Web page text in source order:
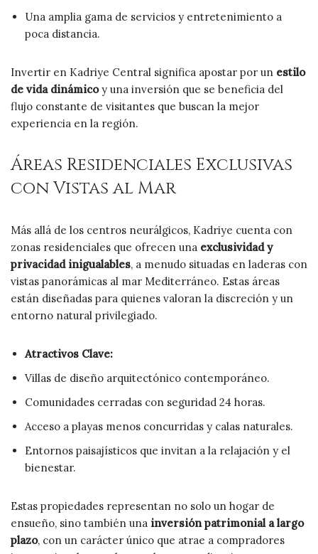
Una amplia gama de servicios y entretenimiento a
poca distancia.
Invertir en Kadriye Central significa apostar por un estilo
de vida dinámicoy una inversión que se beneficia del
flujo constante de visitantes que buscan la mejor
experiencia en la región.
Áreas Residenciales Exclusivas
con Vistas al Mar
Más allá de los centros neurálgicos, Kadriye cuenta con
zonas residenciales que ofrecen una exclusividad y
privacidad inigualables, a menudo situadas en laderas con
vistas panorámicas al mar Mediterráneo. Estas áreas
están diseñadas para quienes valoran la discreción y un
entorno natural privilegiado.
Atractivos Clave:
Villas de diseño arquitectónico contemporáneo.
Comunidades cerradas con seguridad 24 horas.
Acceso a playas menos concurridas y calas naturales.
Entornos paisajísticos que invitan a la relajación y el
bienestar.
Estas propiedades representan no solo un hogar de
ensueño, sino también una inversión patrimonial a largo
plazo, con un carácter único que atrae a compradores